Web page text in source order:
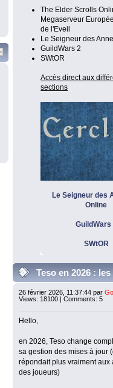
The Elder Scrolls
Megaserveur
de l'Eveil
Le Seigneur des
GuildWars 2
SWtOR
Accès direct aux
sections
Le Seigneur des
Online
GuildWars
SWtOR
Teso en 2026 : les
gratos avec les
saison
26 février 2026, 11:37:44 par
Views: 18100 | Comments: 5
Hello,
en 2026, Teso change
sa gestion des mises à jour
répondait plus vraiment aux
des joueurs)